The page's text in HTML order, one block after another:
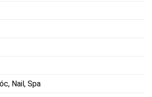
Nail, Spa